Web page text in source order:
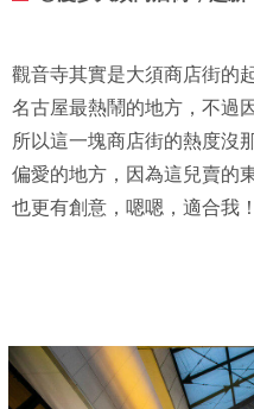
觀音寺其實是大須商店街的
名古屋最熱鬧的地方，不過
所以這一塊商店街的熱度沒
偏愛的地方，因為這兒賣的
也更有創意，嗯嗯，適合我！